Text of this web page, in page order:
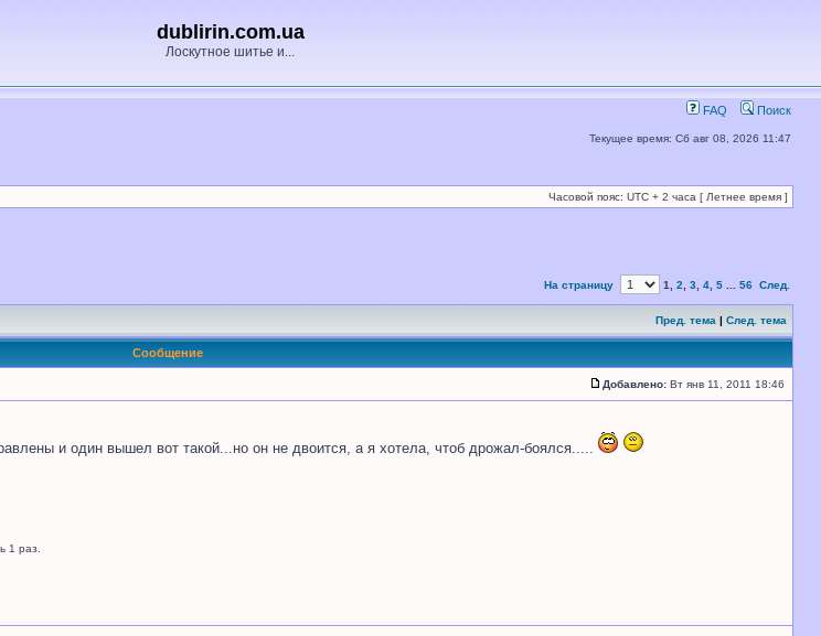
dublirin.com.ua
Лоскутное шитье и...
FAQ Поиск
Текущее время: Сб авг 08, 2026 11:47
Часовой пояс: UTC + 2 часа [ Летнее время ]
На страницу 1 2 3 4 5 56 След.
Пред. тема | След. тема
Сообщение
Добавлено: Вт янв 11, 2011 18:46
и один вышел вот такой...но он не двоится, а я хотела, чтоб дрожал-боялся.....
1 раз.